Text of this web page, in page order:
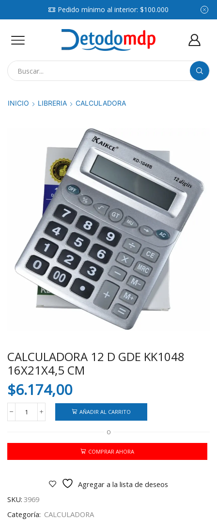
Pedido mínimo al interior: $100.000
INICIO LIBRERIA CALCULADORA
CALCULADORA 12 D GDE KK1048
16X21X4,5 CM
$6.174,00
CALCULADORA
12
GDE
16X21X4,5
AÑADIR AL CARRITO
O
COMPRAR AHORA
Agregar a la lista de deseos
SKU: 3969
Categoría: CALCULADORA